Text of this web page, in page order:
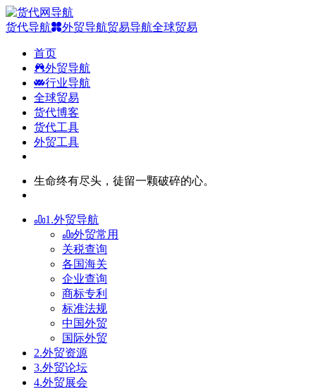
货代导航 外贸导航贸易导航全球贸易
首页
外贸导航
行业导航
全球贸易
货代博客
货代工具
外贸工具
生命终有尽头，徒留一颗破碎的心。
1.外贸导航
外贸常用
关税查询
各国海关
企业查询
商标专利
标准法规
中国外贸
国际外贸
2.外贸资源
3.外贸论坛
4.外贸展会